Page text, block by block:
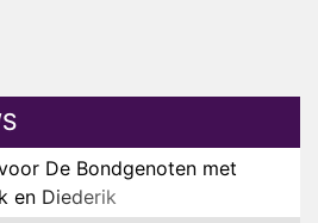
De Bondgenoten met
en Diederik